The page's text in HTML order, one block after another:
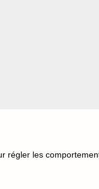
régler les